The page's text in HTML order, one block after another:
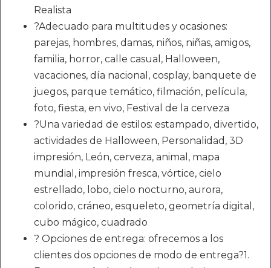
Realista
?Adecuado para multitudes y ocasiones:
parejas, hombres, damas, niños, niñas, amigos,
familia, horror, calle casual, Halloween,
vacaciones, día nacional, cosplay, banquete de
juegos, parque temático, filmación, película,
foto, fiesta, en vivo, Festival de la cerveza
?Una variedad de estilos: estampado, divertido,
actividades de Halloween, Personalidad, 3D
impresión, León, cerveza, animal, mapa
mundial, impresión fresca, vórtice, cielo
estrellado, lobo, cielo nocturno, aurora,
colorido, cráneo, esqueleto, geometría digital,
cubo mágico, cuadrado
? Opciones de entrega: ofrecemos a los
clientes dos opciones de modo de entrega?1.